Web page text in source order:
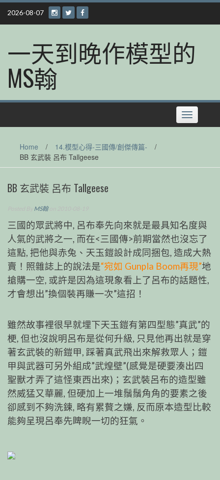
Skip
content
2026-08-07
一天到晚作模型的
MS翰
Toggle
navigation
Home / 14.模型心得-三國傳/創傑傳篇-
/
BB 玄武裝 呂布 Tallgeese
BB 玄武裝 呂布 Tallgeese
MS翰on 2010-08-19
三國的眾武將中, 呂布奉先向來就是最具知名度與
人氣的武將之一, 而在<三國傳>前期當然也沒忘了
這點, 把他與赤兔、天玉鎧設計成同捆包, 造成大熱
賣！照雜誌上的說法是“宛如 Gunpla Boom再現”地
搶購一空, 或許是因為這現象看上了呂布的話題性,
才會想出”換個裝再賺一次”這招！
雖然故事裡很早就埋下天玉鎧有第四型態”真武”的
梗, 但也沒說明呂布是從何升級, 只見他再出就是穿
著玄武裝的新鎧甲, 踩著真武飛出來解救眾人；鎧
甲與武器可另外組成”武煌壁”(感覺是硬要湊出四
聖獸才弄了這怪東西出來)；玄武裝呂布的造型雖
然威猛又華麗, 但硬加上一堆鬚鬚角角的要素之後
卻感到不夠洗鍊, 略有累贅之嫌, 反而原本造型比較
能夠呈現呂奉先睥睨一切的狂氣。